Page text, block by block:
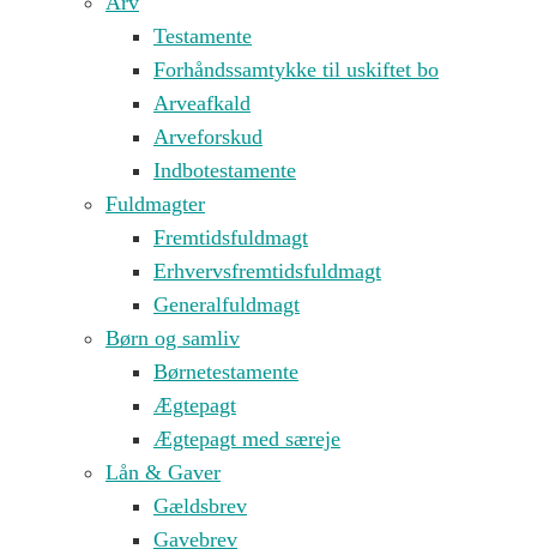
Testamente
Forhåndssamtykke til uskiftet bo
Arveafkald
Arveforskud
Indbotestamente
Fuldmagter
Fremtidsfuldmagt
Erhvervsfremtidsfuldmagt
Generalfuldmagt
Børn og samliv
Børnetestamente
Ægtepagt
Ægtepagt med særeje
Lån & Gaver
Gældsbrev
Gavebrev